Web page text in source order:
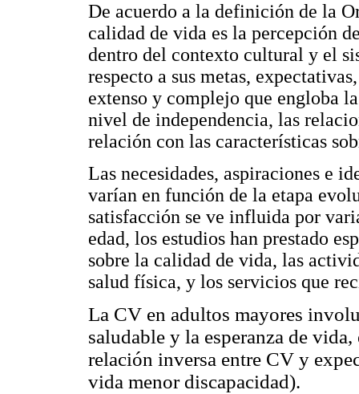
De acuerdo a la definición de la
calidad de vida es la percepción
dentro del contexto cultural y el
respecto a sus metas,
extenso y complejo que engloba
nivel de independencia, las
relación con las características
Las necesidades, aspiraciones e
varían en función de la etapa
satisfacción se ve influida por
edad, los estudios han prestado
sobre la calidad de vida, las
salud física, y los servicios que
La CV en adultos mayores
saludable y la esperanza de
relación inversa entre CV y
vida menor discapacidad).